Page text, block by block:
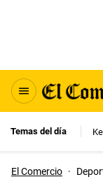
Temas del día
El Comercio ·